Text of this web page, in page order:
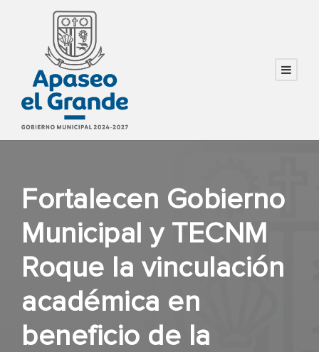
Fortalecen Gobierno
Municipal y TECNM
Roque la vinculación
académica en
beneficio de la